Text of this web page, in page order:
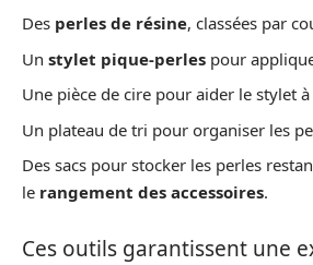
Des perles de résine, classées par
Un stylet pique-perles pour
Une pièce de cire pour aider le stylet
Un plateau de tri pour organiser les
Des sacs pour stocker les perles
le rangement des accessoires.
Ces outils garantissent une